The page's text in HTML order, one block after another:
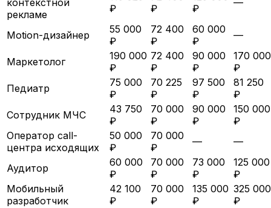
рекламе
₽
₽
₽
Motion-дизайнер
55 000
₽
72 400
₽
60 000
₽
—
Маркетолог
190 000
₽
72 400
₽
90 000
₽
170 000
₽
Педиатр
75 000
₽
70 225
₽
97 500
₽
81 250
₽
Сотрудник МЧС
43 750
₽
70 000
₽
90 000
₽
150 000
₽
Оператор call-
центра исходящих
50 000
₽
70 000
₽
— —
Аудитор
60 000
₽
70 000
₽
73 000
₽
125 000
₽
Мобильный
разработчик
42 100
₽
70 000
₽
135 000
₽
325 000
₽